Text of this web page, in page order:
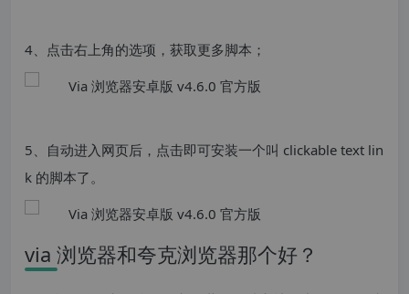
4、点击右上角的选项，获取更多脚本；
5、自动进入网页后，点击即可安装一个叫 clickable text lin
k 的脚本了。
via 浏览器和夸克浏览器那个好？